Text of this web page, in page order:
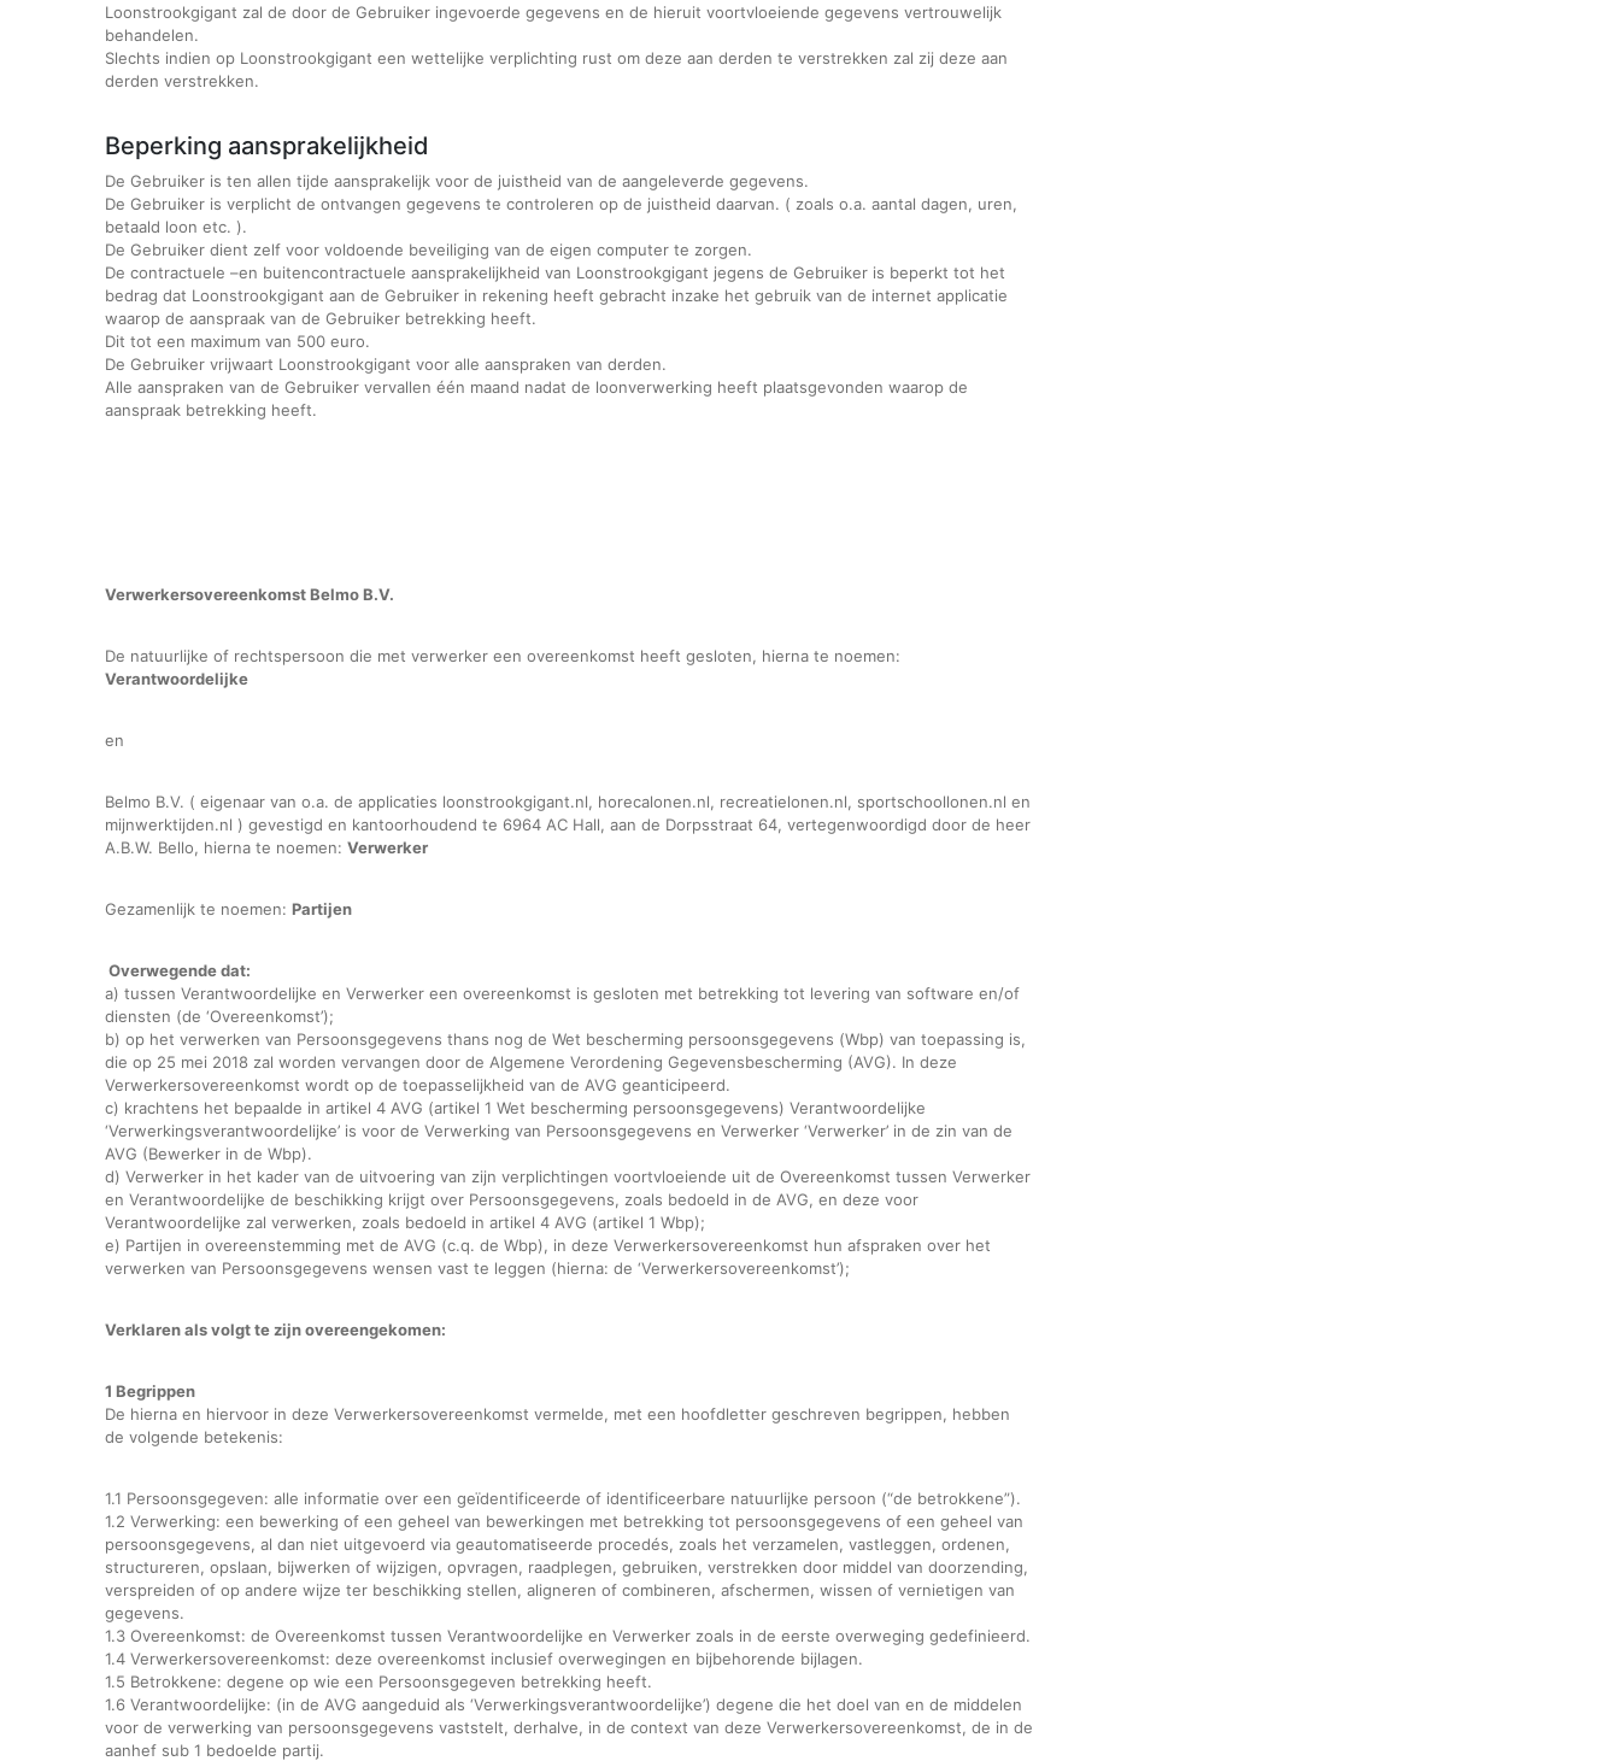
Loonstrookgigant zal de door de Gebruiker ingevoerde gegevens en de hieruit voortvloeiende gegevens vertrouwelijk
behandelen.
Slechts indien op Loonstrookgigant een wettelijke verplichting rust om deze aan derden te verstrekken zal zij deze aan
derden verstrekken.
Beperking aansprakelijkheid
De Gebruiker is ten allen tijde aansprakelijk voor de juistheid van de aangeleverde gegevens.
De Gebruiker is verplicht de ontvangen gegevens te controleren op de juistheid daarvan. ( zoals o.a. aantal dagen, uren,
betaald loon etc. ).
De Gebruiker dient zelf voor voldoende beveiliging van de eigen computer te zorgen.
De contractuele –en buitencontractuele aansprakelijkheid van Loonstrookgigant jegens de Gebruiker is beperkt tot het
bedrag dat Loonstrookgigant aan de Gebruiker in rekening heeft gebracht inzake het gebruik van de internet applicatie
waarop de aanspraak van de Gebruiker betrekking heeft.
Dit tot een maximum van 500 euro.
De Gebruiker vrijwaart Loonstrookgigant voor alle aanspraken van derden.
Alle aanspraken van de Gebruiker vervallen één maand nadat de loonverwerking heeft plaatsgevonden waarop de
aanspraak betrekking heeft.
Verwerkersovereenkomst Belmo B.V.
De natuurlijke of rechtspersoon die met verwerker een overeenkomst heeft gesloten, hierna te noemen:
Verantwoordelijke
en
Belmo B.V. ( eigenaar van o.a. de applicaties loonstrookgigant.nl, horecalonen.nl, recreatielonen.nl, sportschoollonen.nl en
mijnwerktijden.nl ) gevestigd en kantoorhoudend te 6964 AC Hall, aan de Dorpsstraat 64, vertegenwoordigd door de heer
A.B.W. Bello, hierna te noemen: Verwerker
Gezamenlijk te noemen: Partijen
Overwegende dat:
a) tussen Verantwoordelijke en Verwerker een overeenkomst is gesloten met betrekking tot levering van software en/of
diensten (de ‘Overeenkomst’);
b) op het verwerken van Persoonsgegevens thans nog de Wet bescherming persoonsgegevens (Wbp) van toepassing is,
die op 25 mei 2018 zal worden vervangen door de Algemene Verordening Gegevensbescherming (AVG). In deze
Verwerkersovereenkomst wordt op de toepasselijkheid van de AVG geanticipeerd.
c) krachtens het bepaalde in artikel 4 AVG (artikel 1 Wet bescherming persoonsgegevens) Verantwoordelijke
‘Verwerkingsverantwoordelijke’ is voor de Verwerking van Persoonsgegevens en Verwerker ‘Verwerker’ in de zin van de
AVG (Bewerker in de Wbp).
d) Verwerker in het kader van de uitvoering van zijn verplichtingen voortvloeiende uit de Overeenkomst tussen Verwerker
en Verantwoordelijke de beschikking krijgt over Persoonsgegevens, zoals bedoeld in de AVG, en deze voor
Verantwoordelijke zal verwerken, zoals bedoeld in artikel 4 AVG (artikel 1 Wbp);
e) Partijen in overeenstemming met de AVG (c.q. de Wbp), in deze Verwerkersovereenkomst hun afspraken over het
verwerken van Persoonsgegevens wensen vast te leggen (hierna: de ‘Verwerkersovereenkomst’);
Verklaren als volgt te zijn overeengekomen:
1 Begrippen
De hierna en hiervoor in deze Verwerkersovereenkomst vermelde, met een hoofdletter geschreven begrippen, hebben
de volgende betekenis:
1.1 Persoonsgegeven: alle informatie over een geïdentificeerde of identificeerbare natuurlijke persoon (“de betrokkene”).
1.2 Verwerking: een bewerking of een geheel van bewerkingen met betrekking tot persoonsgegevens of een geheel van
persoonsgegevens, al dan niet uitgevoerd via geautomatiseerde procedés, zoals het verzamelen, vastleggen, ordenen,
structureren, opslaan, bijwerken of wijzigen, opvragen, raadplegen, gebruiken, verstrekken door middel van doorzending,
verspreiden of op andere wijze ter beschikking stellen, aligneren of combineren, afschermen, wissen of vernietigen van
gegevens.
1.3 Overeenkomst: de Overeenkomst tussen Verantwoordelijke en Verwerker zoals in de eerste overweging gedefinieerd.
1.4 Verwerkersovereenkomst: deze overeenkomst inclusief overwegingen en bijbehorende bijlagen.
1.5 Betrokkene: degene op wie een Persoonsgegeven betrekking heeft.
1.6 Verantwoordelijke: (in de AVG aangeduid als ‘Verwerkingsverantwoordelijke’) degene die het doel van en de middelen
voor de verwerking van persoonsgegevens vaststelt, derhalve, in de context van deze Verwerkersovereenkomst, de in de
aanhef sub 1 bedoelde partij.